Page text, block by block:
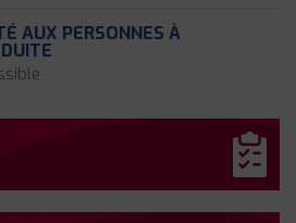
AUX PERSONNES À